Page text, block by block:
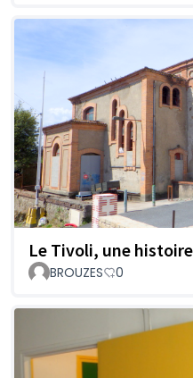
Le Tivoli, une
BROUZES
0